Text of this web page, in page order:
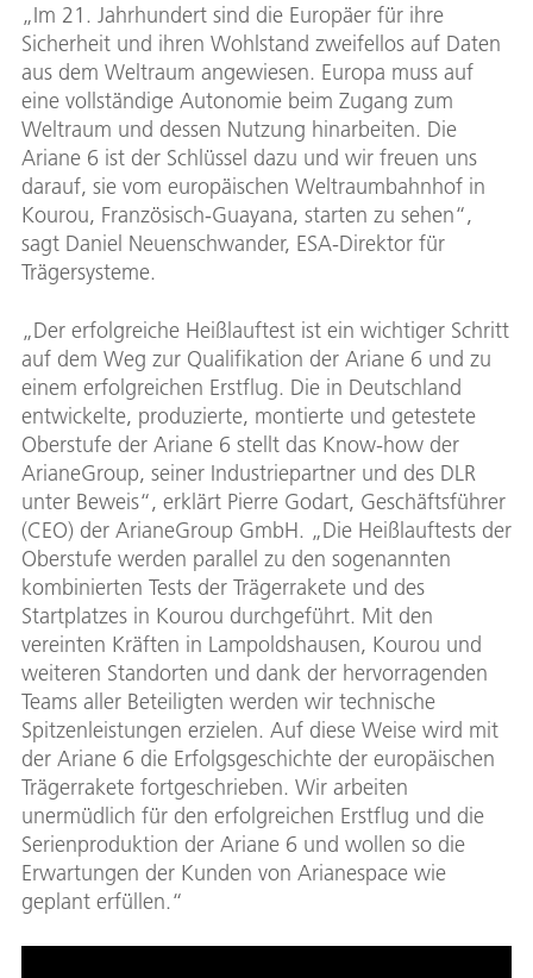
„Im 21. Jahrhundert sind die Europäer für ihre
Sicherheit und ihren Wohlstand zweifellos auf Daten
aus dem Weltraum angewiesen. Europa muss auf
eine vollständige Autonomie beim Zugang zum
Weltraum und dessen Nutzung hinarbeiten. Die
Ariane 6 ist der Schlüssel dazu und wir freuen uns
darauf, sie vom europäischen Weltraumbahnhof in
Kourou, Französisch-Guayana, starten zu sehen“,
sagt Daniel Neuenschwander, ESA-Direktor für
Trägersysteme.
„Der erfolgreiche Heißlauftest ist ein wichtiger Schritt
auf dem Weg zur Qualifikation der Ariane 6 und zu
einem erfolgreichen Erstflug. Die in Deutschland
entwickelte, produzierte, montierte und getestete
Oberstufe der Ariane 6 stellt das Know-how der
ArianeGroup, seiner Industriepartner und des DLR
unter Beweis“, erklärt Pierre Godart, Geschäftsführer
(CEO) der ArianeGroup GmbH. „Die Heißlauftests der
Oberstufe werden parallel zu den sogenannten
kombinierten Tests der Trägerrakete und des
Startplatzes in Kourou durchgeführt. Mit den
vereinten Kräften in Lampoldshausen, Kourou und
weiteren Standorten und dank der hervorragenden
Teams aller Beteiligten werden wir technische
Spitzenleistungen erzielen. Auf diese Weise wird mit
der Ariane 6 die Erfolgsgeschichte der europäischen
Trägerrakete fortgeschrieben. Wir arbeiten
unermüdlich für den erfolgreichen Erstflug und die
Serienproduktion der Ariane 6 und wollen so die
Erwartungen der Kunden von Arianespace wie
geplant erfüllen.“